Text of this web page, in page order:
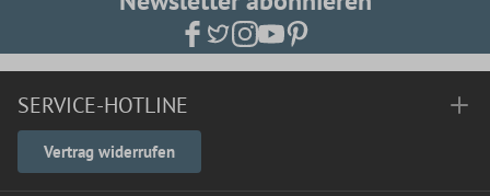
SERVICE-HOTLINE
Vertrag widerrufen